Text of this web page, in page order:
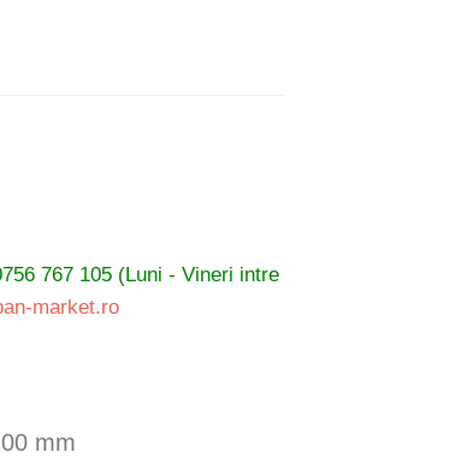
767 105 (Luni - Vineri intre
market.ro
mm